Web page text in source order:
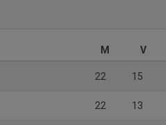
M V
22 15
22 13